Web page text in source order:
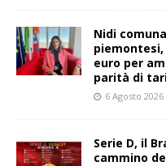
Nidi
piemontesi,
euro per
parità di
6 Agosto 2026
Serie D, il
cammino